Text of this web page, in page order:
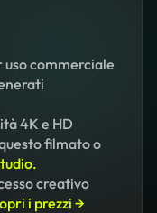
uso commerciale
4K e HD
filmato o
creativo
i prezzi →